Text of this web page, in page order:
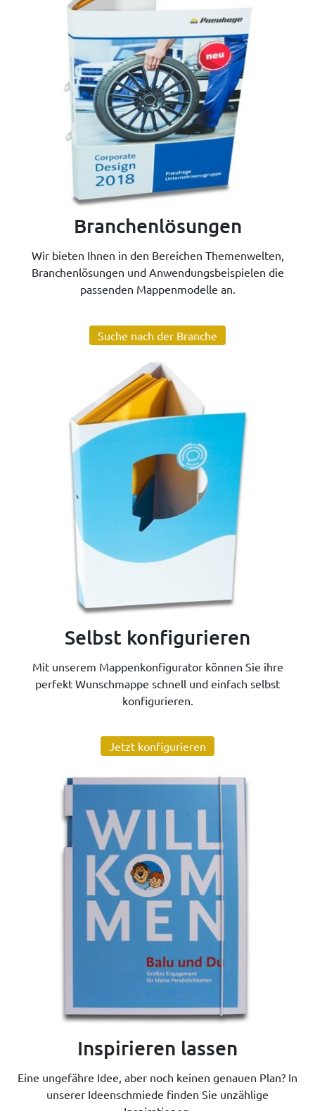
Branchenlösungen
Wir bieten Ihnen in den Bereichen Themenwelten,
Branchenlösungen und Anwendungsbeispielen die
passenden Mappenmodelle an.
Suche nach der Branche
Selbst konfigurieren
Mit unserem Mappenkonfigurator können Sie ihre
perfekt Wunschmappe schnell und einfach selbst
konfigurieren.
Jetzt konfigurieren
Inspirieren lassen
Eine ungefähre Idee, aber noch keinen genauen Plan? In
unserer Ideenschmiede finden Sie unzählige